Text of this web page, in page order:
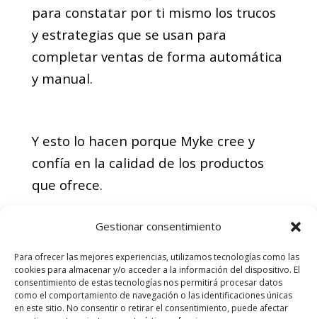
Gestionar consentimiento
Para ofrecer las mejores experiencias, utilizamos tecnologías como las
cookies para almacenar y/o acceder a la información del dispositivo. El
consentimiento de estas tecnologías nos permitirá procesar datos
como el comportamiento de navegación o las identificaciones únicas
en este sitio. No consentir o retirar el consentimiento, puede afectar
para constatar por ti mismo los trucos
y estrategias que se usan para
completar ventas de forma automática
y manual.
Y esto lo hacen porque Myke cree y
confía en la calidad de los productos
que ofrece.
este fabuloso programa te invito a que
veas completamente gratis como Mike
Munzvil creador del programa de la